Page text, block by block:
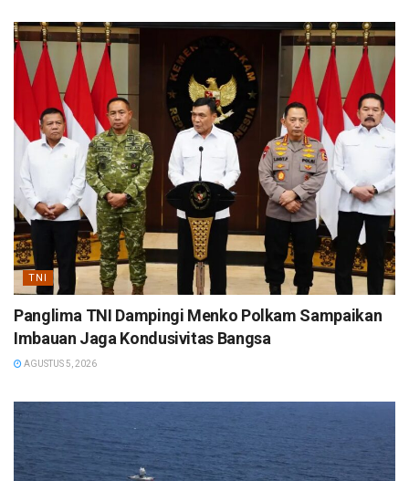
TNI
Panglima TNI Dampingi Menko Polkam Sampaikan
Imbauan Jaga Kondusivitas Bangsa
AGUSTUS 5, 2026